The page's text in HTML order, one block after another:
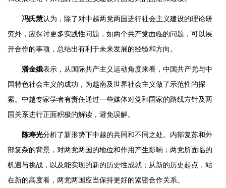
冯氏慧认为，除了对中越两党两国进行社会主义建设的理论研
究外，应探讨更多实践性问题，如两个共产党面临的问题，可以展
开合作的事项，总结出有利于未来发展的经验和方向。
潘金娥表示，从国际共产主义运动角度来看，中国共产党与中
国特色社会主义的成功，为越南及世界社会主义做了示范性的探
索。中越专家学者有责任通过一些媒体对党和国家的路线方针及两
国关系进行正面积极的解读，避免误解。
陈寿光分析了新形势下中越的共同和不同之处。内部复苏和外
部复杂的背景，对两党两国的地位和作用产生影响；两党所面临的
机遇与挑战，以及能实现的新的历史性成就；从新的历史起点，站
在新的高度看，两党两国应当保持更好的紧密合作关系。